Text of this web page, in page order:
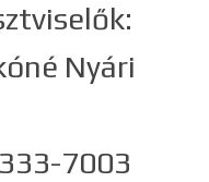
Nyári
7003